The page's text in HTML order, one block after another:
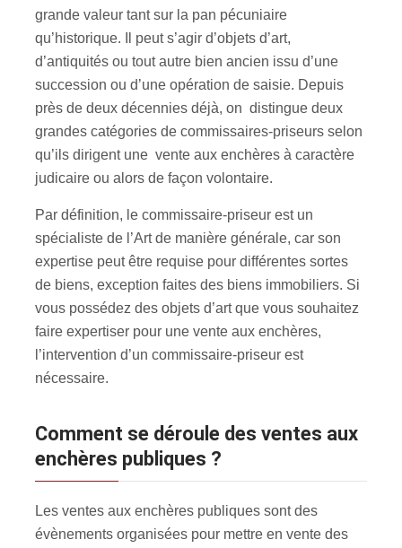
grande valeur tant sur la pan pécuniaire
qu’historique. Il peut s’agir d’objets d’art,
d’antiquités ou tout autre bien ancien issu d’une
succession ou d’une opération de saisie. Depuis
près de deux décennies déjà, on distingue deux
grandes catégories de commissaires-priseurs selon
qu’ils dirigent une vente aux enchères à caractère
judicaire ou alors de façon volontaire.
Par définition, le commissaire-priseur est un
spécialiste de l’Art de manière générale, car son
expertise peut être requise pour différentes sortes
de biens, exception faites des biens immobiliers. Si
vous possédez des objets d’art que vous souhaitez
faire expertiser pour une vente aux enchères,
l’intervention d’un commissaire-priseur est
nécessaire.
Comment se déroule des ventes aux
enchères publiques ?
Les ventes aux enchères publiques sont des
évènements organisées pour mettre en vente des